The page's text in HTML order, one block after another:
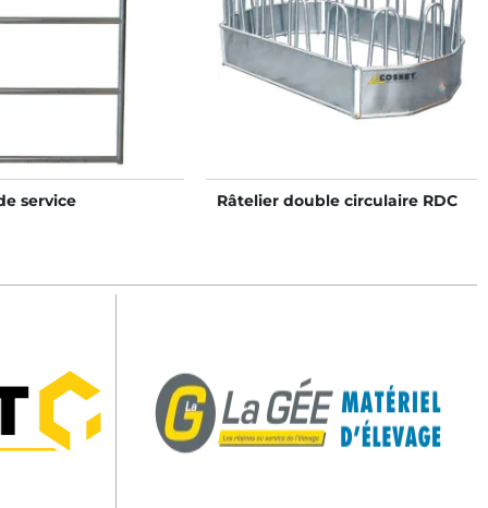
service Râtelier double circulaire RDC